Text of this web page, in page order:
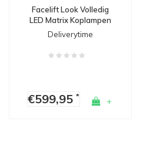
Facelift Look Volledig
LED Matrix Koplampen
met Start Up Animation
voor Volkswagen Golf
7.5 Facelift
Deliverytime
€599,95* +